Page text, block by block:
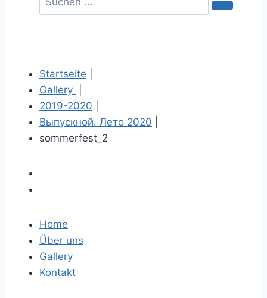
Startseite
Gallery
2019-2020
Выпускной. Лето 2020
sommerfest_2
Home
Über uns
Gallery
Kontakt